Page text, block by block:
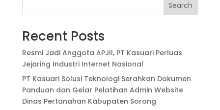
Search
Recent Posts
Resmi Jadi Anggota APJII, PT Kasuari Perluas
Jejaring Industri Internet Nasional
PT Kasuari Solusi Teknologi Serahkan Dokumen
Panduan dan Gelar Pelatihan Admin Website
Dinas Pertanahan Kabupaten Sorong